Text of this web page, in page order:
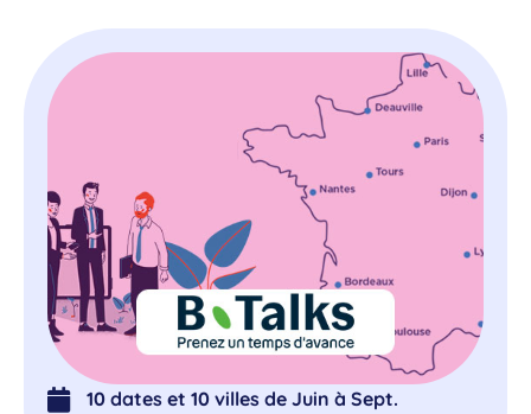
10 dates et 10 villes de Juin à Sept.